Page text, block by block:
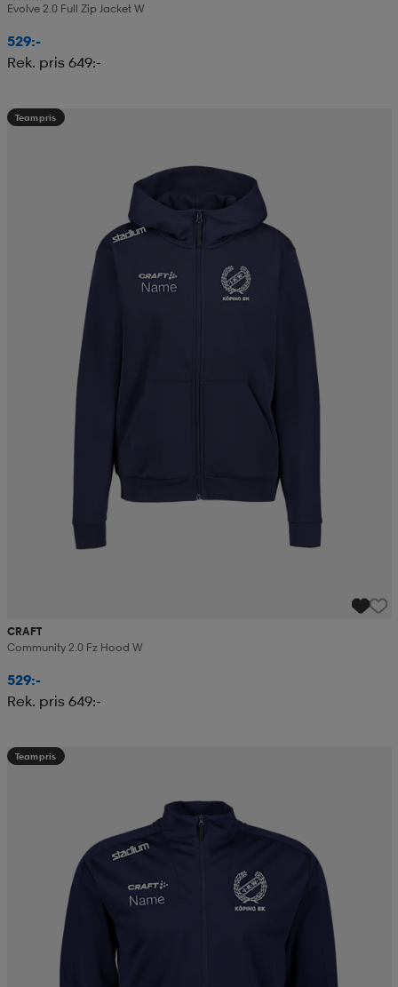
Evolve 2.0 Full Zip Jacket W
529:-
Rek. pris 649:-
Teampris
CRAFT
Community 2.0 Fz Hood W
529:-
Rek. pris 649:-
Teampris